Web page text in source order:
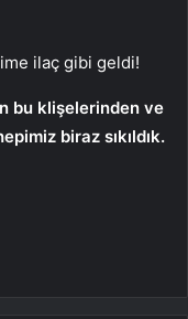
ilaç gibi geldi!
bu klişelerinden ve
biraz sıkıldık.